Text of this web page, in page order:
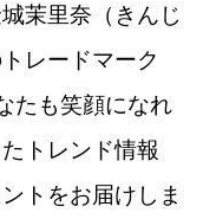
茉里奈（きんじ
レードマーク
たも笑顔になれ
トレンド情報
トをお届けしま